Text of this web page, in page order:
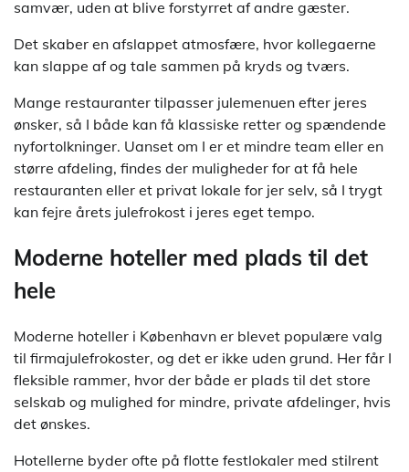
samvær, uden at blive forstyrret af andre gæster.
Det skaber en afslappet atmosfære, hvor kollegaerne
kan slappe af og tale sammen på kryds og tværs.
Mange restauranter tilpasser julemenuen efter jeres
ønsker, så I både kan få klassiske retter og spændende
nyfortolkninger. Uanset om I er et mindre team eller en
større afdeling, findes der muligheder for at få hele
restauranten eller et privat lokale for jer selv, så I trygt
kan fejre årets julefrokost i jeres eget tempo.
Moderne hoteller med plads til det
hele
Moderne hoteller i København er blevet populære valg
til firmajulefrokoster, og det er ikke uden grund. Her får I
fleksible rammer, hvor der både er plads til det store
selskab og mulighed for mindre, private afdelinger, hvis
det ønskes.
Hotellerne byder ofte på flotte festlokaler med stilrent